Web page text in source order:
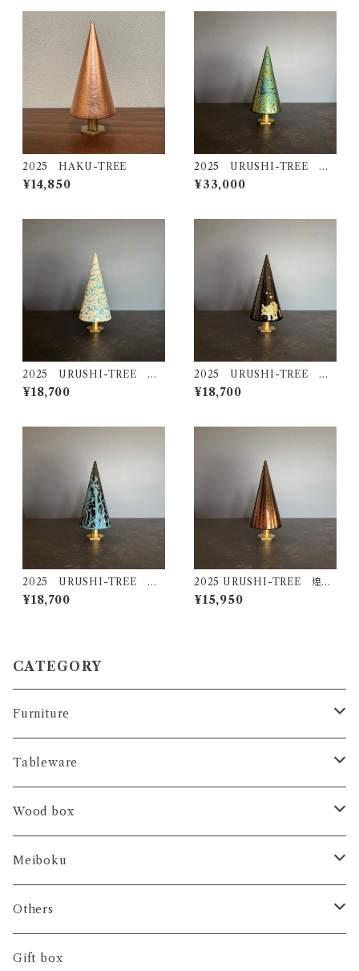
2025 HAKU-TREE
¥14,850
2025 URUSHI-TREE 海
松（ＭＩＲＵ）
¥33,000
2025 URUSHI-TREE モ
ミ（ＭＯＭＩ）
¥18,700
2025 URUSHI-TREE 金
龍（ＫＩＮＲＹＵ）
¥18,700
2025 URUSHI-TREE 瑠
璃（ＲＵＲＩ）
¥18,700
2025 URUSHI-TREE 煌
（ＫＯＵ）
¥15,950
CATEGORY
Furniture
コンソール
ブックシェルフ
Tableware
テーブルランナー
アレンジプレート
ティーマット
カトラリーレスト
Wood box
ＨＡＫＯ- 大事なもの
ＨＡＫＯ- おやつの時間
ＨＡＫＯ- 香りの時間
Meiboku
日本の木
世界の木
Others
フラワーボックス
Gift box